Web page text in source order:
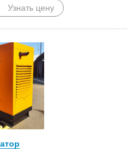
Узнать цену